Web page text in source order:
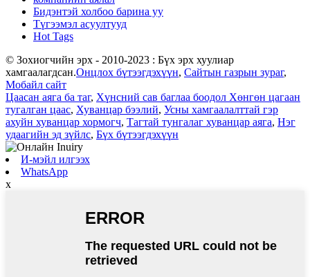
Бидэнтэй холбоо барина уу
Түгээмэл асуултууд
Hot Tags
© Зохиогчийн эрх - 2010-2023 : Бүх эрх хуулиар
хамгаалагдсан.Онцлох бүтээгдэхүүн, Сайтын газрын зураг,
Мобайл сайт
Цаасан аяга ба таг, Хүнсний сав баглаа боодол Хөнгөн цагаан
тугалган цаас, Хуванцар бээлий, Усны хамгаалалттай гэр
ахуйн хуванцар хормогч, Тагтай тунгалаг хуванцар аяга, Нэг
удаагийн эд зүйлс, Бүх бүтээгдэхүүн
И-мэйл илгээх
WhatsApp
x